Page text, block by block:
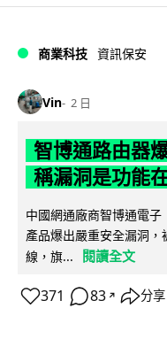
商業科技 資訊保安
Vin 2 日
智博通路由器
稱漏洞是功能
中國網通廠商智博通電
產品爆出嚴重安全漏洞
線，旗...
閱讀全文
371 83 ↗ 分享